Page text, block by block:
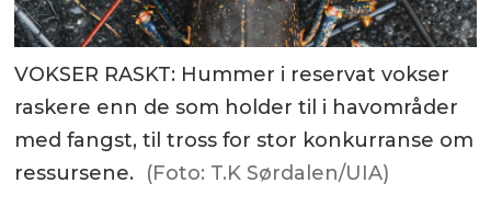
VOKSER RASKT: Hummer i reservat vokser
raskere enn de som holder til i havområder
med fangst, til tross for stor konkurranse om
ressursene. (Foto: T.K Sørdalen/UIA)